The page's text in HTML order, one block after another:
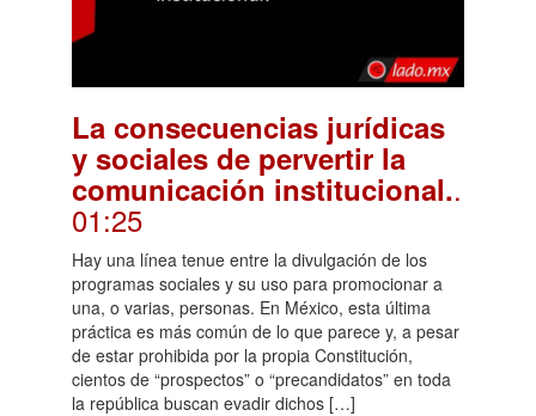
La consecuencias jurídicas
y sociales de pervertir la
comunicación institucional..
01:25
Hay una línea tenue entre la divulgación de los
programas sociales y su uso para promocionar a
una, o varias, personas. En México, esta última
práctica es más común de lo que parece y, a pesar
de estar prohibida por la propia Constitución,
cientos de “prospectos” o “precandidatos” en toda
la república buscan evadir dichos […]